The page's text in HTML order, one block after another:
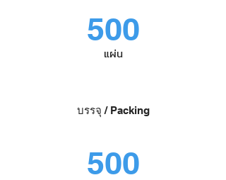
500
แผ่น
บรรจุ / Packing
500